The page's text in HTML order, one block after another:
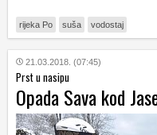
rijeka Po suša vodostaj
21.03.2018. (07:45)
Prst u nasipu
Opada Sava kod